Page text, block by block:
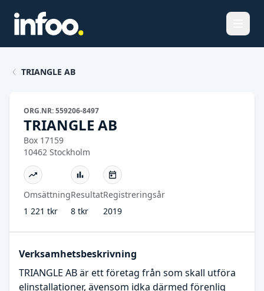
TRIANGLE AB
ORG.NR: 559206-8497
TRIANGLE AB
Box 17159
10462 Stockholm
Omsättning
1 221 tkr
Resultat
8 tkr
Registreringsår
2019
Verksamhetsbeskrivning
TRIANGLE AB är ett företag från som skall utföra
elinstallationer, ävensom idka därmed förenlig